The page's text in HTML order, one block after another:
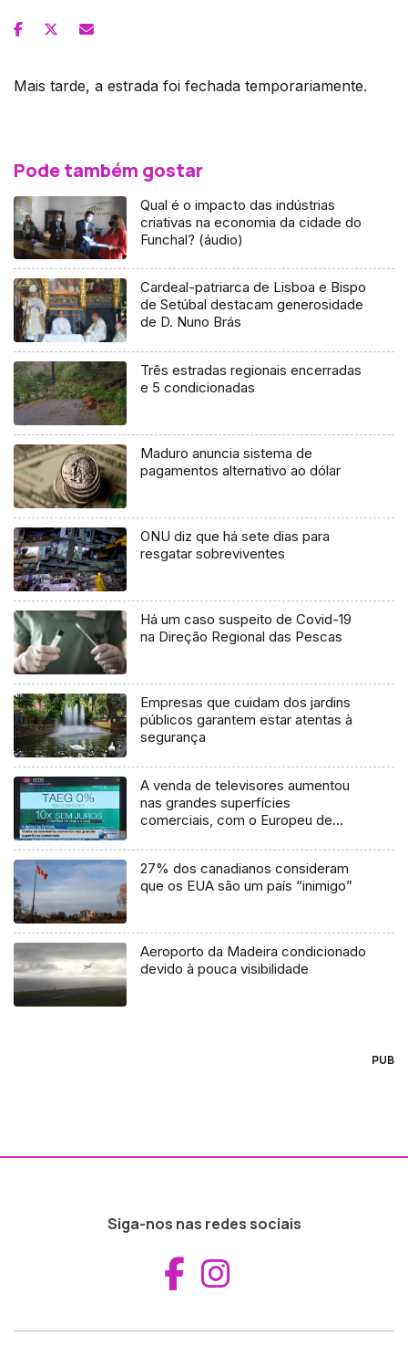
Mais tarde, a estrada foi fechada temporariamente.
Pode também gostar
Qual é o impacto das indústrias
criativas na economia da cidade do
Funchal? (áudio)
Cardeal-patriarca de Lisboa e Bispo
de Setúbal destacam generosidade
de D. Nuno Brás
Três estradas regionais encerradas
e 5 condicionadas
Maduro anuncia sistema de
pagamentos alternativo ao dólar
ONU diz que há sete dias para
resgatar sobreviventes
Há um caso suspeito de Covid-19
na Direção Regional das Pescas
Empresas que cuidam dos jardins
públicos garantem estar atentas à
segurança
A venda de televisores aumentou
nas grandes superfícies
comerciais, com o Europeu de
27% dos canadianos consideram
que os EUA são um país “inimigo”
Aeroporto da Madeira condicionado
devido à pouca visibilidade
PUB
Siga-nos nas redes sociais
Aceder ao